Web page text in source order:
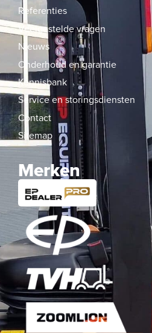
Referenties
Veelgestelde vragen
Nieuws
Onderhoud en garantie
Kennisbank
Service en storingsdiensten
Contact
Sitemap
Merken